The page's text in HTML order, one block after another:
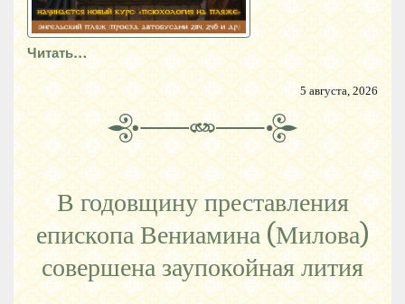
Читать…
5 августа, 2026
В годовщину преставления
епископа Вениамина (Милова)
совершена заупокойная лития